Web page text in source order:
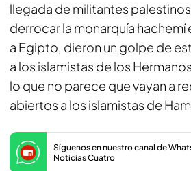
llegada de militantes
derrocar la monarquía hachemí
a Egipto, dieron un golpe de
a los islamistas de los
lo que no parece que vayan a
abiertos a los islamistas de
Síguenos en nuestro canal de
Noticias Cuatro